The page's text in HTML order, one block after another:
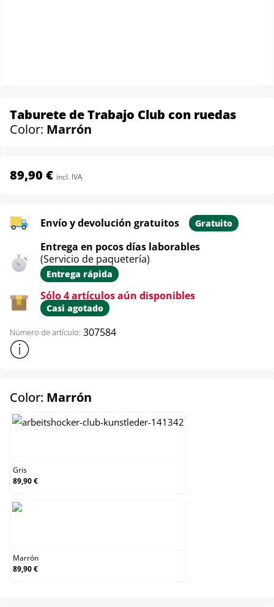
Taburete de Trabajo Club con ruedas
Color: Marrón
89,90 € incl. IVA
Envío y devolución gratuitos Gratuito
Entrega en pocos días laborables
(Servicio de paquetería)
Entrega rápida
Sólo 4 artículos aún disponibles
Casi agotado
Número de artículo: 307584
Mostrar más información sobre el producto
Color: Marrón
Gris
89,90 €
Marrón
89,90 €